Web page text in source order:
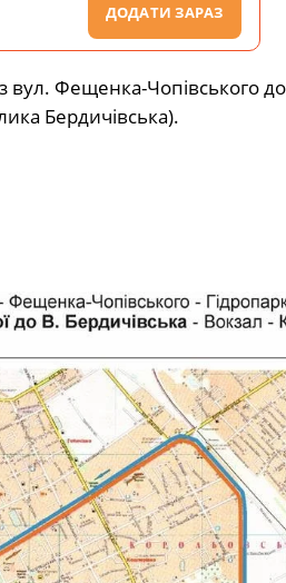
ДОДАТИ ЗАРАЗ
Фещенка-Чопівського
Бердичівська).